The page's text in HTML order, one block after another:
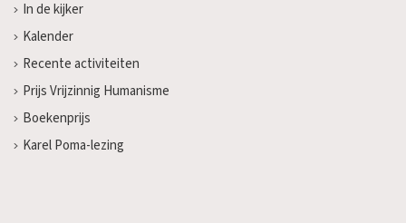
In de kijker
Kalender
Recente activiteiten
Prijs Vrijzinnig Humanisme
Boekenprijs
Karel Poma-lezing